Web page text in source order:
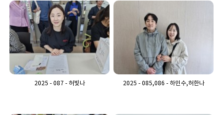
2025 - 087 - 허빛나 2025 - 085,086 - 하민수,허한나